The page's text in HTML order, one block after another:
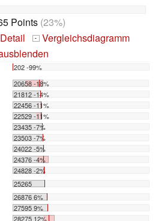
Points (23%)
- Vergleichsdiagramm
202 -99%
20658 -18%
21812 -14%
22456 -11%
22529 -11%
23435 -7%
23503 -7%
24022 -5%
24376 -4%
24828 -2%
25265
26876 6%
27595 9%
28275 12%